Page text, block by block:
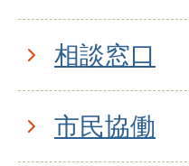
相談窓口
市民協働